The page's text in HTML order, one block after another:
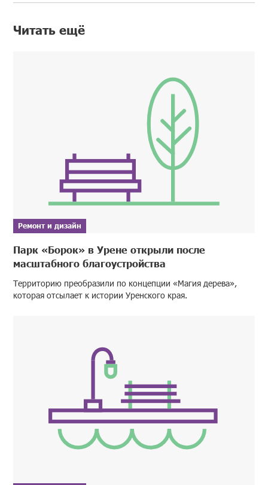
Читать ещё
Ремонт и дизайн
Парк «Борок» в Урене открыли после
масштабного благоустройства
Территорию преобразили по концепции «Магия дерева»,
которая отсылает к истории Уренского края.